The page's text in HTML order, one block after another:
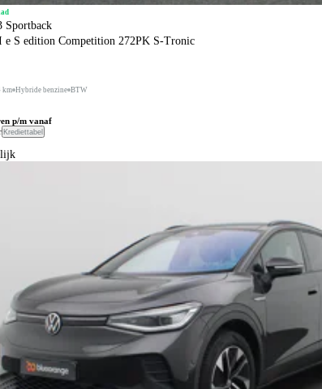
Sportback
e S edition Competition 272PK S-Tronic
km Hybride benzine BTW
p/m vanaf
Krediettabel